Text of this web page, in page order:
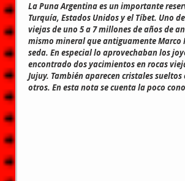
La Puna Argentina es un importante
Turquía, Estados Unidos y el Tíbet. Uno
viejas de uno 5 a 7 millones de años de
mismo mineral que antiguamente Marco
seda. En especial lo aprovechaban los
encontrado dos yacimientos en rocas
Jujuy. También aparecen cristales
otros. En esta nota se cuenta la poco